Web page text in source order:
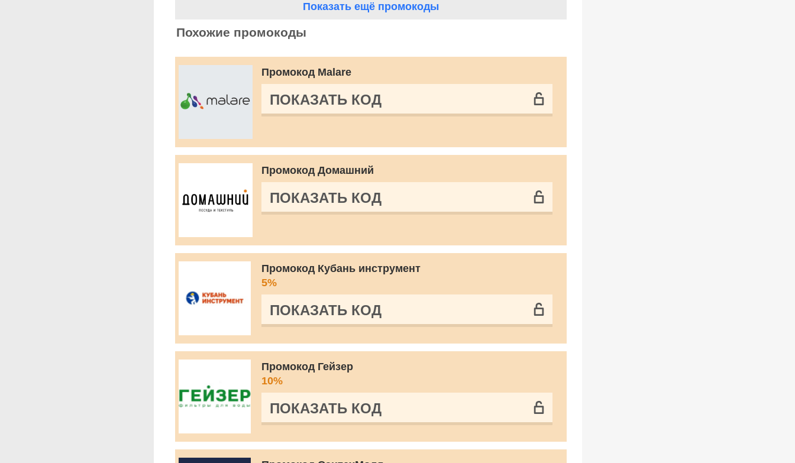
Показать ещё промокоды
Похожие промокоды
Промокод Malare
ПОКАЗАТЬ КОД
Промокод Домашний
ПОКАЗАТЬ КОД
Промокод Кубань инструмент
5%
ПОКАЗАТЬ КОД
Промокод Гейзер
10%
ПОКАЗАТЬ КОД